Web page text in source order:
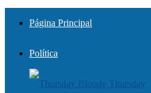
Página Principal
Política